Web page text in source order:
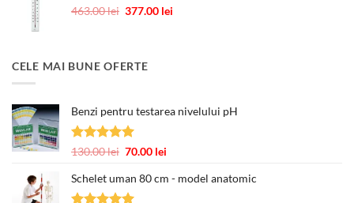
463.00lei Prețul
463.00 lei.
377.00 lei
CELE MAI BUNE OFERTE
Benzi pentru testarea nivelului pH
Evaluat la
130.00lei Prețul
a
fost:
70.00 lei
este:
Schelet uman 80 cm - model anatomic